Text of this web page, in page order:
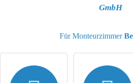
GmbH
Für Monteurzimmer